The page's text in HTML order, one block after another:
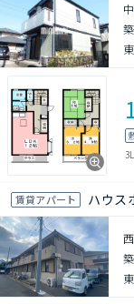
賃貸アパート ハウス